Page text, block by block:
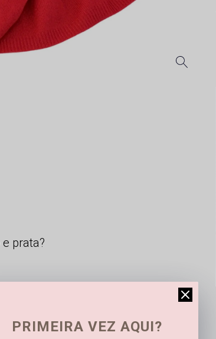
prata?
PRIMEIRA VEZ AQUI?